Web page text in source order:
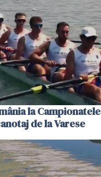
la Campionatele
de la Varese